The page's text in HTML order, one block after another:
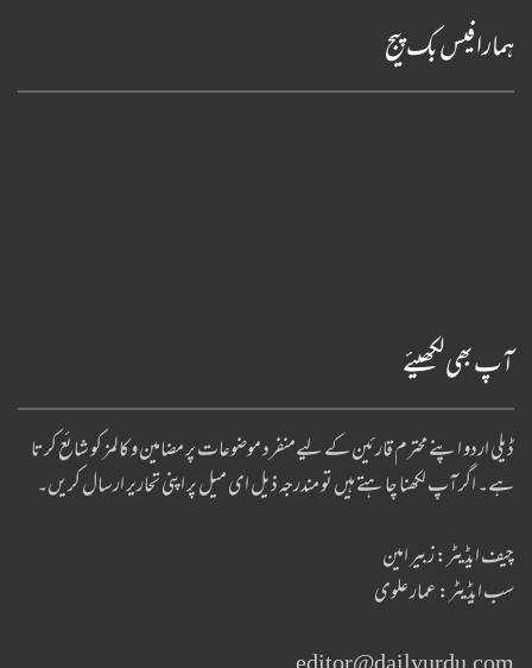
ہمارا فیس بک پیج
آپ بھی لکھیئے
ڈیلی اردو اپنے محترم قارئین کے لیےمنفرد موضوعات پر مضامین و کالمز کو شائع کرتا
ہے۔ اگر آپ لکھنا چا ہتے ہیں تو مندرجہ ذیل ای میل پر اپنی تحاریر ارسال کریں۔
چیف ایڈیٹر: زبیر امین
سب ایڈیٹر: عمار علوی